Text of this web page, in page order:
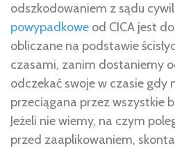
odszkodowaniem z sądu
powypadkowe od CICA jest
obliczane na podstawie
czasami, zanim dostaniemy
odczekać swoje w czasie gdy
przeciągana przez wszystkie
Jeżeli nie wiemy, na czym
przed zaaplikowaniem,